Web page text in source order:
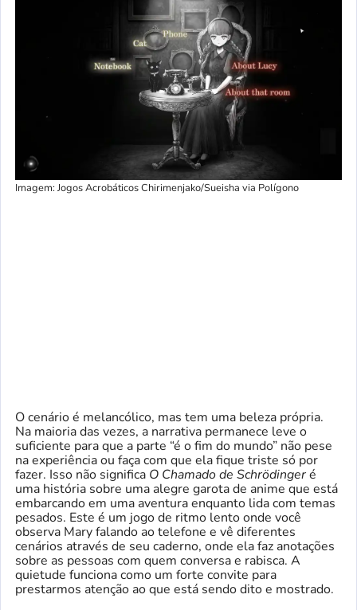
Imagem: Jogos Acrobáticos Chirimenjako/Sueisha via Polígono
O cenário é melancólico, mas tem uma beleza própria.
Na maioria das vezes, a narrativa permanece leve o
suficiente para que a parte “é o fim do mundo” não pese
na experiência ou faça com que ela fique triste só por
fazer. Isso não significa O Chamado de Schrödingeré
uma história sobre uma alegre garota de anime que está
embarcando em uma aventura enquanto lida com temas
pesados. Este é um jogo de ritmo lento onde você
observa Mary falando ao telefone e vê diferentes
cenários através de seu caderno, onde ela faz anotações
sobre as pessoas com quem conversa e rabisca. A
quietude funciona como um forte convite para
prestarmos atenção ao que está sendo dito e mostrado.